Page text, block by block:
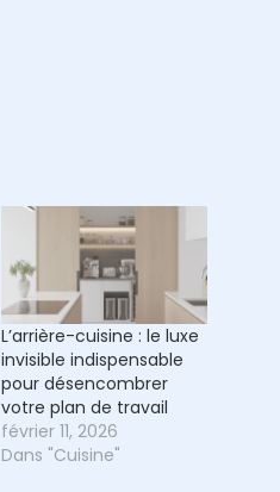
L’arrière-cuisine : le luxe
invisible indispensable
pour désencombrer
votre plan de travail
février 11, 2026
Dans "Cuisine"